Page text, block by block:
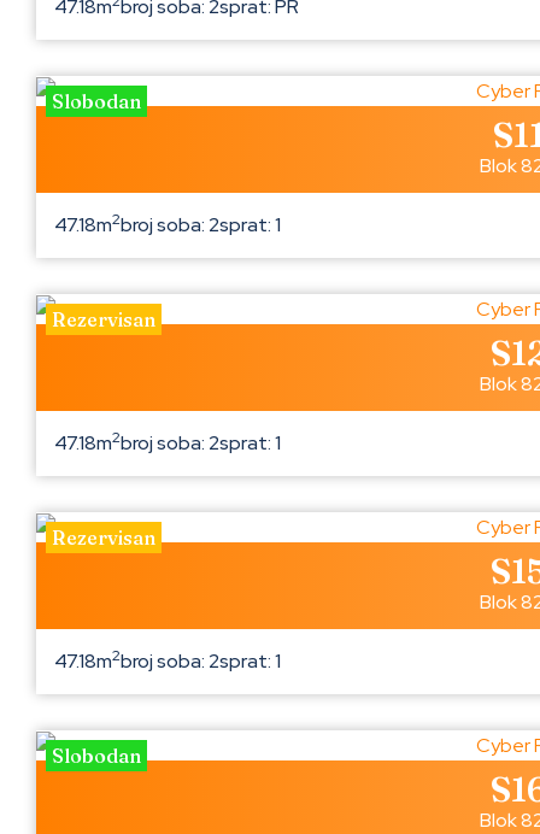
47.18m broj soba: 2sprat: PR
Slobodan
Blok
47.18m2broj soba: 2sprat: 1
Rezervisan
Blok
47.18m2broj soba: 2sprat: 1
Rezervisan
Blok
47.18m2broj soba: 2sprat: 1
Slobodan
Blok